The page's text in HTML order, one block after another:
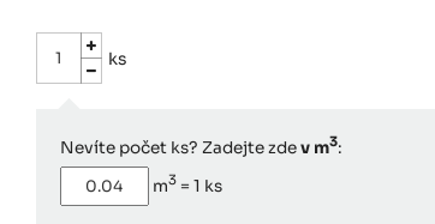
ks
Nevíte počet ks? Zadejte zdev m3:
m3= 1 ks